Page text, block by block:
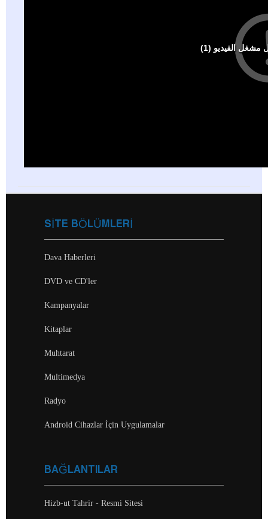
SİTE BÖLÜMLERİ
Dava Haberleri
DVD ve CD'ler
Kampanyalar
Kitaplar
Muhtarat
Multimedya
Radyo
Android Cihazlar İçin Uygulamalar
BAĞLANTILAR
Hizb-ut Tahrir - Resmi Sitesi